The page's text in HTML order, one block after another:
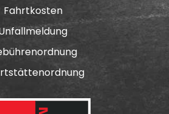
Fahrtkosten